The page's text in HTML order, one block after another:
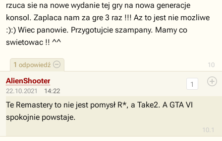
10
1 odpowiedź
rzuca sie na nowe wydanie tej gry na nowa generacje
konsol. Zaplaca nam za gre 3 raz !!! Az to jest nie mozliwe
:):) Wiec panowie. Przygotujcie szampany. Mamy co
swietowac !! ^^
22.10.2021 14:22
10.1
1
AlienShooter
Te Remastery to nie jest pomysł R*, a Take2. A GTA VI
spokojnie powstaje.